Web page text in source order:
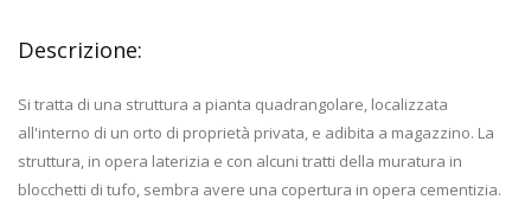
Descrizione:
Si tratta di una struttura a pianta quadrangolare, localizzata
all'interno di un orto di proprietà privata, e adibita a magazzino. La
struttura, in opera laterizia e con alcuni tratti della muratura in
blocchetti di tufo, sembra avere una copertura in opera cementizia.